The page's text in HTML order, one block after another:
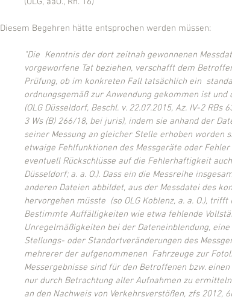
Diesem Begehren hätte entsprochen werden müssen:
"Die  Kenntnis der dort zeitnah gewonnenen
vorgeworfene Tat beziehen, verschafft dem
Prüfung, ob im konkreten Fall tatsächlich ein
ordnungsgemäß zur Anwendung gekommen ist
(OLG Düsseldorf, Beschl. v. 22.07.2015, Az. IV-2 RBs
3 Ws (B) 266/18, bei juris), indem sie anhand der
seiner Messung an gleicher Stelle erhoben worden
etwaige Fehlfunktionen des Messgeräte oder
eventuell Rückschlüsse auf die Fehlerhaftigkeit
Düsseldorf; a. a. O.). Dass ein die Messreihe
anderen Dateien abbildet, aus der Messdatei des
hervorgehen müsste  (so OLG Koblenz, a. a. O.),
Bestimmte Auffälligkeiten wie etwa fehlende
Unregelmäßigkeiten bei der Dateneinblendung,
Stellungs- oder Standortveränderungen des
mehrerer der aufgenommenen  Fahrzeuge zur
Messergebnisse sind für den Betroffenen bzw.
nur durch Betrachtung aller Aufnahmen zu
an den Nachweis von Verkehrsverstößen, zfs 2012,